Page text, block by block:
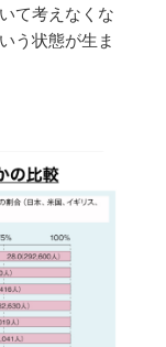
て考えなくな
う状態が生ま